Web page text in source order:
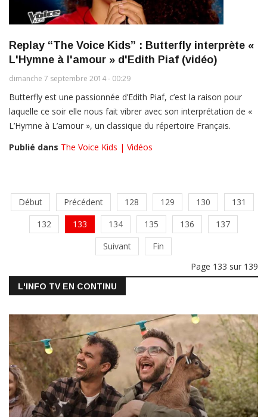
Replay “The Voice Kids” : Butterfly interprète «
L'Hymne à l'amour » d'Edith Piaf (vidéo)
dimanche 7 septembre 2014 - 00:29
Butterfly est une passionnée d’Edith Piaf, c’est la raison pour
laquelle ce soir elle nous fait vibrer avec son interprétation de «
L’Hymne à L’amour », un classique du répertoire Français.
Publié dans The Voice Kids | Vidéos
Début Précédent 128 129 130
131
132
133 134 135 136
137
Suivant
Fin
Page 133 sur 139
L'INFO TV EN CONTINU